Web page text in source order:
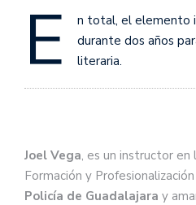
E
n total, el elemento
durante dos años
literaria.
Joel Vega, es un instructor en
Formación y
Policía de Guadalajara y